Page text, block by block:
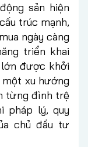
sản hiện
trúc mạnh,
ngày càng
triển khai
được khởi
một xu hướng
từng đình trệ
pháp lý, quy
chủ đầu tư